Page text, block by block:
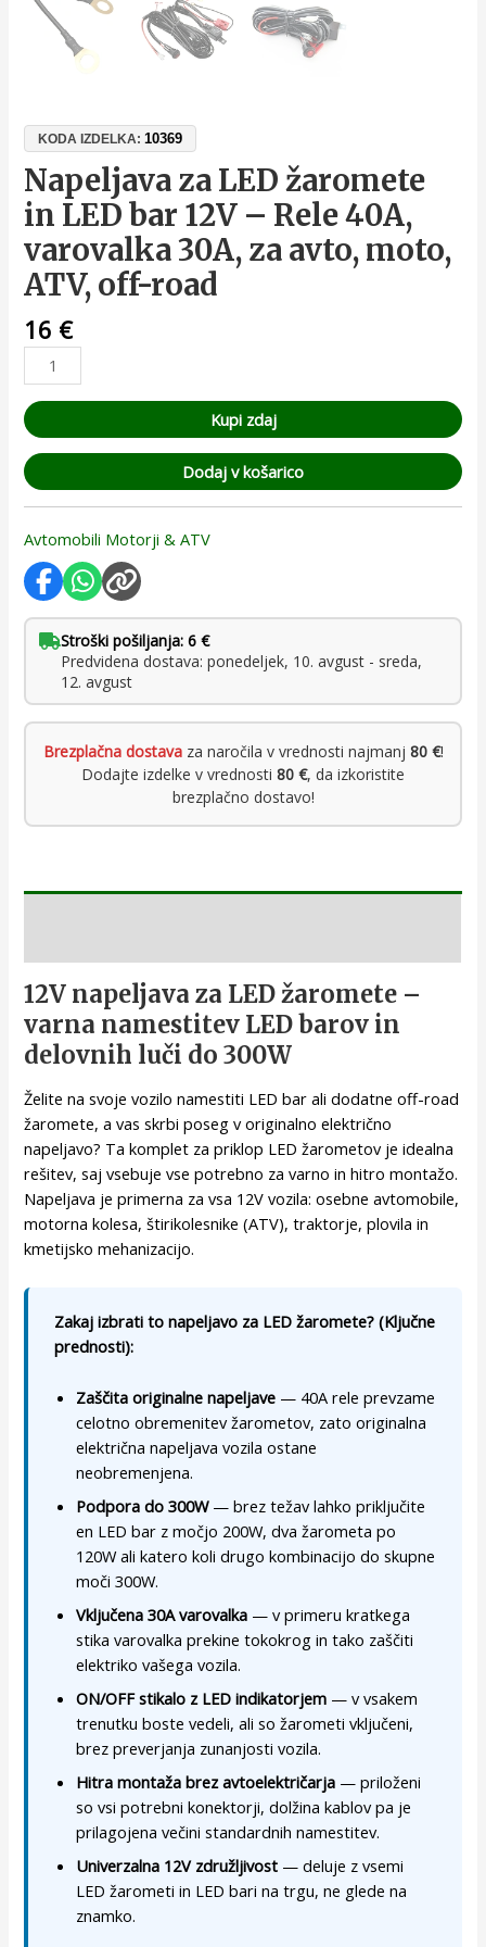
KODA IZDELKA:10369
Napeljava za LED žaromete
in LED bar 12V – Rele 40A,
varovalka 30A, za avto, moto,
ATV, off-road
16 €
Kupi zdaj
Dodaj v košarico
Avtomobili Motorji & ATV
Stroški pošiljanja: 6 €
Predvidena dostava: ponedeljek, 10. avgust - sreda,
12. avgust
Brezplačna dostavaza naročila v vrednosti najmanj 80 €!
Dodajte izdelke v vrednosti 80 €, da izkoristite
brezplačno dostavo!
12V napeljava za LED žaromete –
varna namestitev LED barov in
delovnih luči do 300W
Želite na svoje vozilo namestiti LED bar ali dodatne off-road
žaromete, a vas skrbi poseg v originalno električno
napeljavo? Ta komplet za priklop LED žarometov je idealna
rešitev, saj vsebuje vse potrebno za varno in hitro montažo.
Napeljava je primerna za vsa 12V vozila: osebne avtomobile,
motorna kolesa, štirikolesnike (ATV), traktorje, plovila in
kmetijsko mehanizacijo.
Zakaj izbrati to napeljavo za LED žaromete? (Ključne
prednosti):
Zaščita originalne napeljave — 40A rele prevzame
celotno obremenitev žarometov, zato originalna
električna napeljava vozila ostane
neobremenjena.
Podpora do 300W— brez težav lahko priključite
en LED bar z močjo 200W, dva žarometa po
120W ali katero koli drugo kombinacijo do skupne
moči 300W.
Vključena 30A varovalka — v primeru kratkega
stika varovalka prekine tokokrog in tako zaščiti
elektriko vašega vozila.
ON/OFF stikalo z LED indikatorjem — v vsakem
trenutku boste vedeli, ali so žarometi vključeni,
brez preverjanja zunanjosti vozila.
Hitra montaža brez avtoelektričarja — priloženi
so vsi potrebni konektorji, dolžina kablov pa je
prilagojena večini standardnih namestitev.
Univerzalna 12V združljivost — deluje z vsemi
LED žarometi in LED bari na trgu, ne glede na
znamko.